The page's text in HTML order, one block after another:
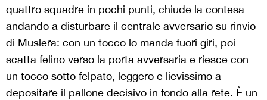
quattro squadre in pochi punti, chiude la contesa
andando a disturbare il centrale avversario su rinvio
di Muslera: con un tocco lo manda fuori giri, poi
scatta felino verso la porta avversaria e riesce con
un tocco sotto felpato, leggero e lievissimo a
depositare il pallone decisivo in fondo alla rete. È un